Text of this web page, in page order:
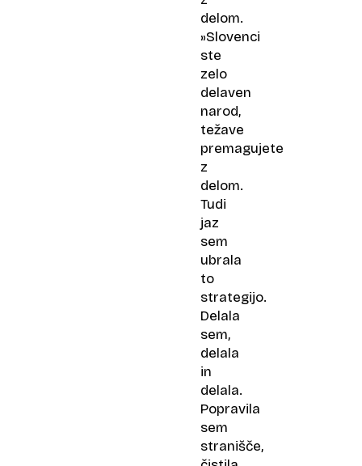
delom.
»Slovenci
ste
zelo
delaven
narod,
težave
premagujete
z
delom.
Tudi
jaz
sem
ubrala
to
strategijo.
Delala
sem,
delala
in
delala.
Popravila
sem
stranišče,